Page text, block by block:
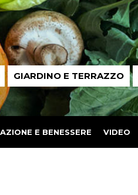
GIARDINO E TERRAZZO
E BENESSERE VIDEO